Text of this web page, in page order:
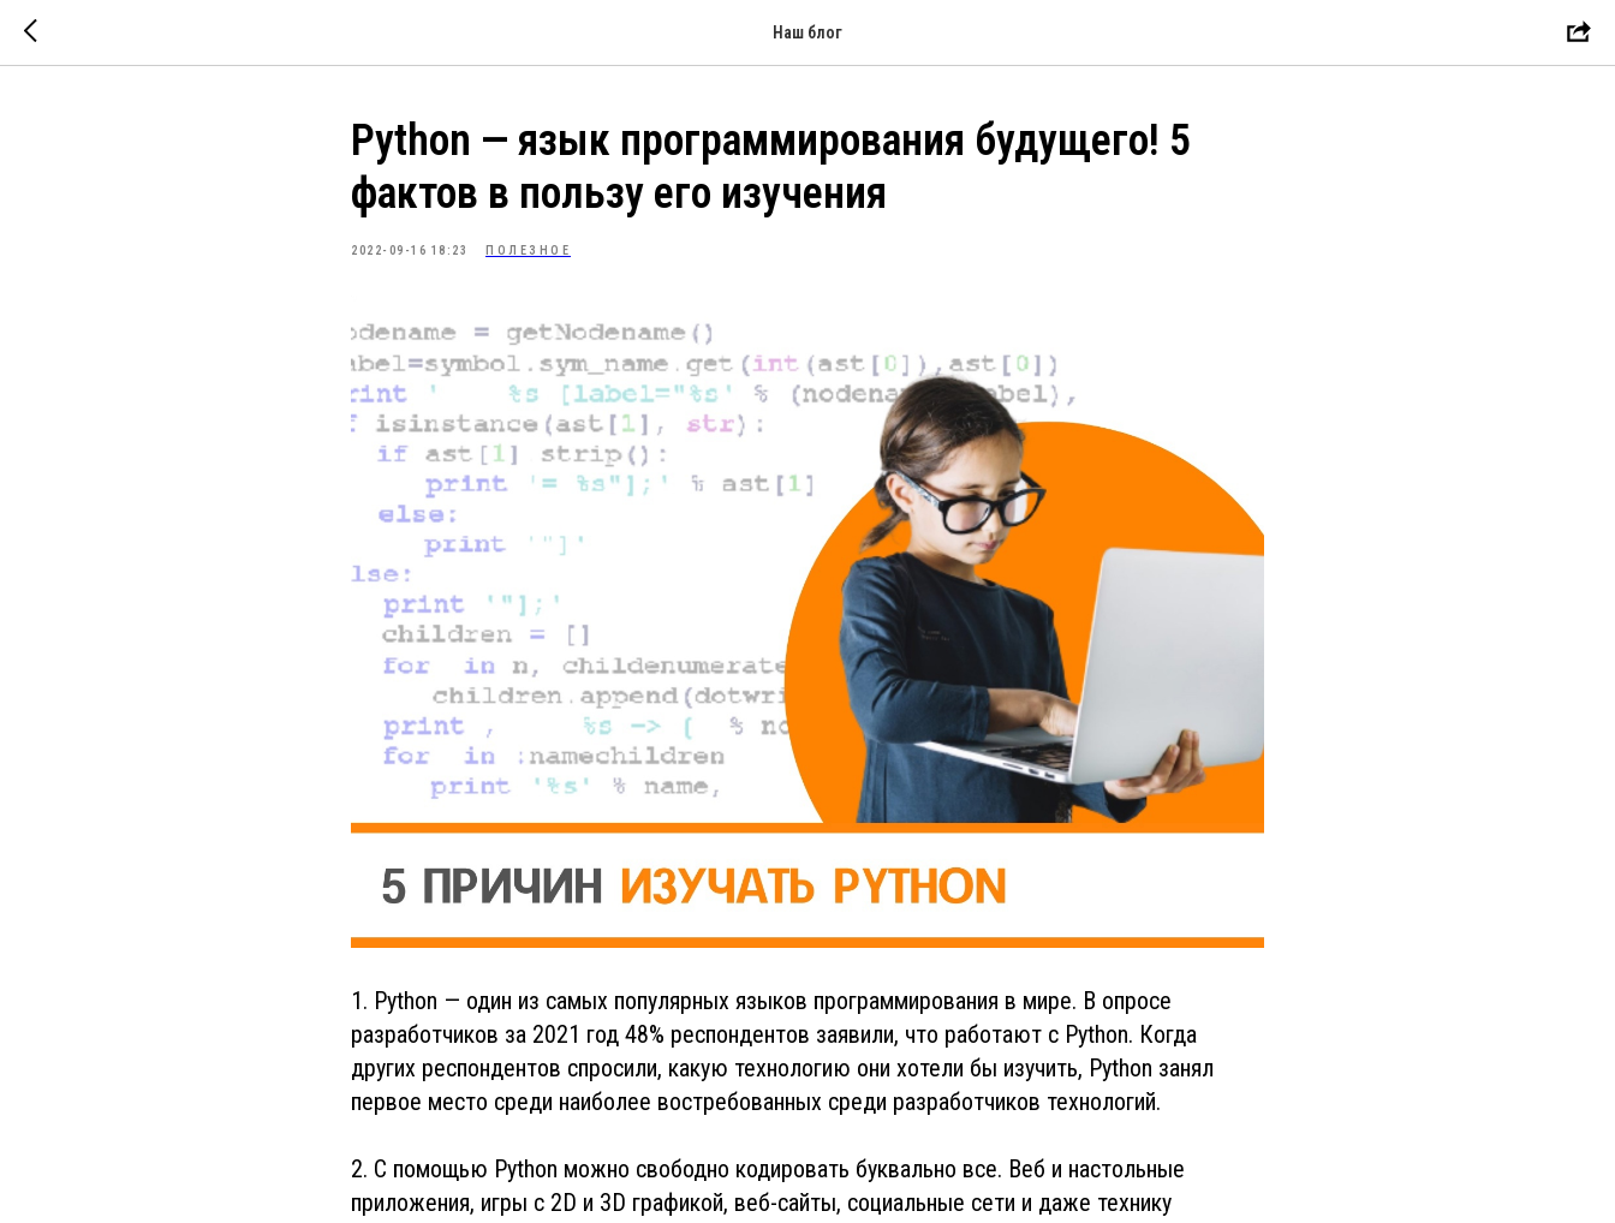
Наш блог
Python — язык программирования будущего! 5
фактов в пользу его изучения
2022-09-16 18:23 ПОЛЕЗНОЕ
1. Python — один из самых популярных языков программирования в мире. В опросе
разработчиков за 2021 год 48% респондентов заявили, что работают с Python. Когда
других респондентов спросили, какую технологию они хотели бы изучить, Python занял
первое место среди наиболее востребованных среди разработчиков технологий.
2. С помощью Python можно свободно кодировать буквально все. Веб и настольные
приложения, игры с 2D и 3D графикой, веб-сайты, социальные сети и даже технику